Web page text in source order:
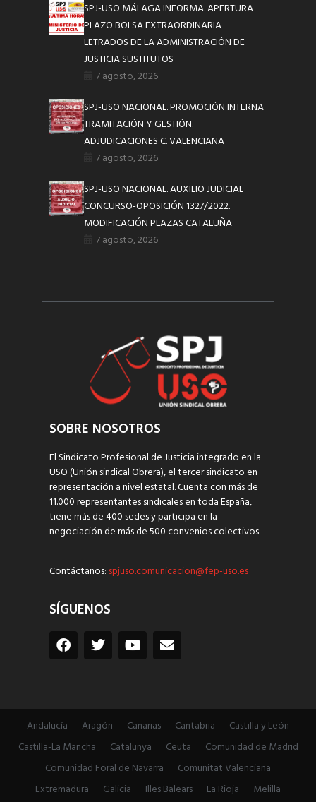
SPJ-USO MÁLAGA INFORMA. APERTURA
PLAZO BOLSA EXTRAORDINARIA
LETRADOS DE LA ADMINISTRACIÓN DE
JUSTICIA SUSTITUTOS
7 agosto, 2026
SPJ-USO NACIONAL. PROMOCIÓN INTERNA
TRAMITACIÓN Y GESTIÓN.
ADJUDICACIONES C. VALENCIANA
7 agosto, 2026
SPJ-USO NACIONAL. AUXILIO JUDICIAL
CONCURSO-OPOSICIÓN 1327/2022.
MODIFICACIÓN PLAZAS CATALUÑA
7 agosto, 2026
SOBRE NOSOTROS
El Sindicato Profesional de Justicia integrado en la
USO (Unión sindical Obrera), el tercer sindicato en
representación a nivel estatal. Cuenta con más de
11.000 representantes sindicales en toda España,
tiene más de 400 sedes y participa en la
negociación de más de 500 convenios colectivos.
Contáctanos: spjuso.comunicacion@fep-uso.es
SÍGUENOS
Andalucía Aragón Canarias Cantabria
Castilla y León
Castilla-La Mancha
Catalunya Ceuta
Comunidad de Madrid
Comunidad Foral de Navarra
Comunitat Valenciana
Extremadura
Galicia Illes Balears La Rioja Melilla